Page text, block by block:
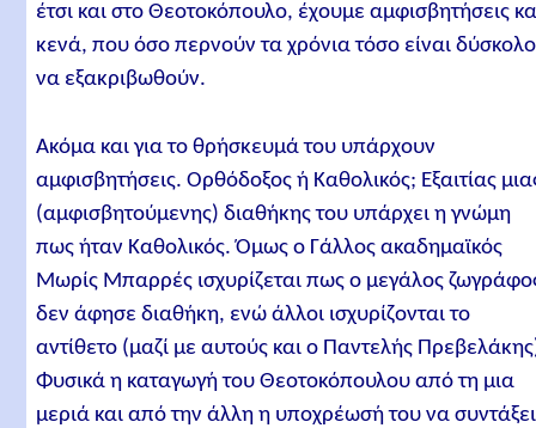
έτσι και στο Θεοτοκόπουλο, έχουμε αμφισβητήσεις
κενά, που όσο περνούν τα χρόνια τόσο είναι δύσκολο
να εξακριβωθούν.
Ακόμα και για το θρήσκευμά του υπάρχουν
αμφισβητήσεις. Ορθόδοξος ή Καθολικός; Εξαιτίας
(αμφισβητούμενης) διαθήκης του υπάρχει η γνώμη
πως ήταν Καθολικός. Όμως ο Γάλλος ακαδημαϊκός
Μωρίς Μπαρρές ισχυρίζεται πως ο μεγάλος
δεν άφησε διαθήκη, ενώ άλλοι ισχυρίζονται το
αντίθετο (μαζί με αυτούς και ο Παντελής
Φυσικά η καταγωγή του Θεοτοκόπουλου από τη μια
μεριά και από την άλλη η υποχρέωσή του να συντάξει